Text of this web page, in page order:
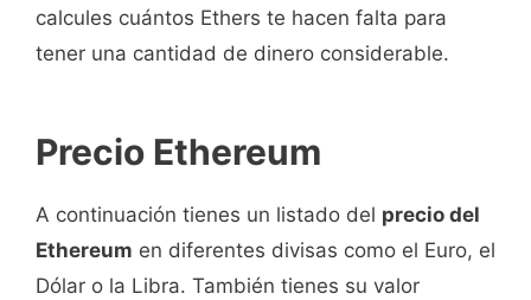
calcules cuántos Ethers te hacen falta para
tener una cantidad de dinero considerable.
Precio Ethereum
A continuación tienes un listado del precio del
Ethereum en diferentes divisas como el Euro, el
Dólar o la Libra. También tienes su valor